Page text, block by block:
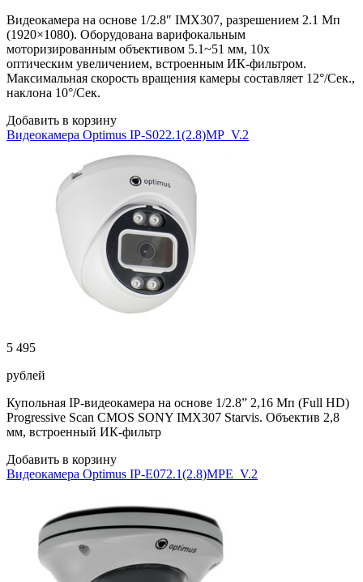
Видеокамера на основе 1/2.8″ IMX307, разрешением 2.1 Мп
(1920×1080). Оборудована варифокальным
моторизированным объективом 5.1~51 мм, 10x
оптическим увеличением, встроенным ИК-фильтром.
Максимальная скорость вращения камеры составляет 12°/Сек.,
наклона 10°/Сек.
Добавить в корзину
Видеокамера Optimus IP-S022.1(2.8)MP_V.2
5 495
рублей
Купольная IP-видеокамера на основе 1/2.8” 2,16 Мп (Full HD)
Progressive Scan CMOS SONY IMX307 Starvis. Объектив 2,8
мм, встроенный ИК-фильтр
Добавить в корзину
Видеокамера Optimus IP-E072.1(2.8)MPE_V.2